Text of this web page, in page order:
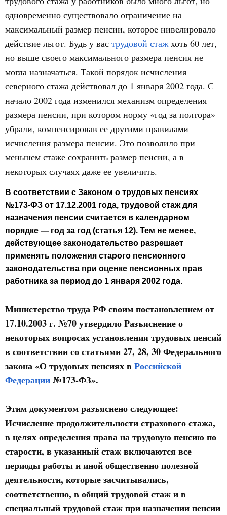
одновременно существовало ограничение на
максимальный размер пенсии, которое нивелировало
действие льгот. Будь у вас трудовой стажхоть 60 лет,
но выше своего максимального размера пенсия не
могла назначаться. Такой порядок исчисления
северного стажа действовал до 1 января 2002 года. С
начало 2002 года изменился механизм определения
размера пенсии, при котором норму «год за полтора»
убрали, компенсировав ее другими правилами
исчисления размера пенсии. Это позволило при
меньшем стаже сохранить размер пенсии, а в
некоторых случаях даже ее увеличить.
В соответствии с Законом о трудовых пенсиях
№173-ФЗ от 17.12.2001 года, трудовой стаж для
назначения пенсии считается в календарном
порядке — год за год (статья 12). Тем не менее,
действующее законодательство разрешает
применять положения старого пенсионного
законодательства при оценке пенсионных прав
работника за период до 1 января 2002 года.
Министерство труда РФ своим постановлением от
17.10.2003 г. №70 утвердило Разъяснение о
некоторых вопросах установления трудовых пенсий
в соответствии со статьями 27, 28, 30 Федерального
закона «О трудовых пенсиях вРоссийской
Федерации№173-ФЗ».
Этим документом разъяснено следующее:
Исчисление продолжительности страхового стажа,
в целях определения права на трудовую пенсию по
старости, в указанный стаж включаются все
периоды работы и иной общественно полезной
деятельности, которые засчитывались,
соответственно, в общий трудовой стаж и в
специальный трудовой стаж при назначении пенсии